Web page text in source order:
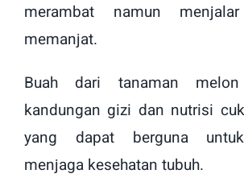
merambat namun
memanjat.
Buah dari tanaman melon
kandungan gizi dan nutrisi
yang dapat berguna
menjaga kesehatan tubuh.